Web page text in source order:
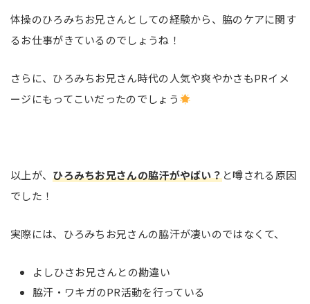
体操のひろみちお兄さんとしての経験から、脇のケアに関す
るお仕事がきているのでしょうね！
さらに、ひろみちお兄さん時代の人気や爽やかさもPRイメ
ージにもってこいだったのでしょう
以上が、ひろみちお兄さんの脇汗がやばい？と噂される原因
でした！
実際には、ひろみちお兄さんの脇汗が凄いのではなくて、
よしひさお兄さんとの勘違い
脇汗・ワキガのPR活動を行っている